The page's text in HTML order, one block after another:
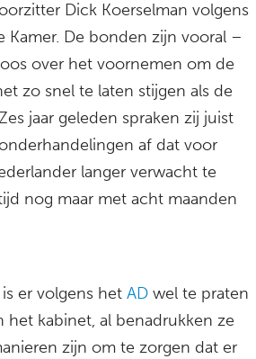
Dick Koerselman volgens
Kamer. De bonden zijn vooral –
over het voornemen om de
zo snel te laten stijgen als de
jaar geleden spraken zij juist
af dat voor
langer verwacht te
nog maar met acht maanden
er volgens het AD wel te praten
het kabinet, al benadrukken ze
zijn om te zorgen dat er